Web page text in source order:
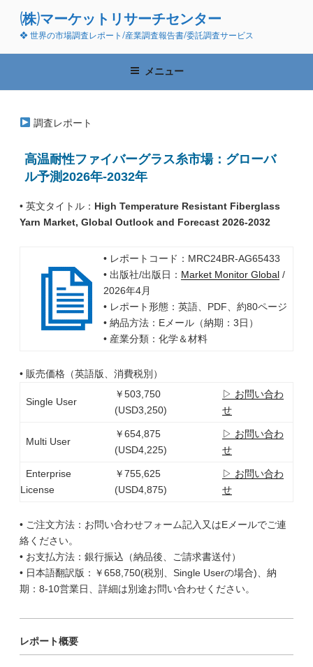
ン
(株)マーケットリサーチセンター
❖ 世界の市場調査レポート/産業調査報告書/委託調査サービス
メニュー
調査レポート
高温耐性ファイバーグラス糸市場：グローバ
ル予測2026年-2032年
• 英文タイトル： High Temperature Resistant Fiberglass
Yarn Market, Global Outlook and Forecast 2026-2032
• レポートコード：MRC24BR-AG65433
• 出版社/出版日： Market Monitor Global/
2026年4月
• レポート形態：英語、PDF、約80ページ
• 納品方法：Eメール（納期：3日）
• 産業分類：化学＆材料
• 販売価格（英語版、消費税別）
Single User
￥503,750
(USD3,250)
▷ お問い合わ
せ
Multi User
￥654,875
(USD4,225)
▷ お問い合わ
せ
Enterprise
License
￥755,625
(USD4,875)
▷ お問い合わ
せ
• ご注文方法：お問い合わせフォーム記入又はEメールでご連
絡ください。
• お支払方法：銀行振込（納品後、ご請求書送付）
• 日本語翻訳版：￥658,750(税別、Single Userの場合)、納
期：8-10営業日、詳細は別途お問い合わせください。
レポート概要